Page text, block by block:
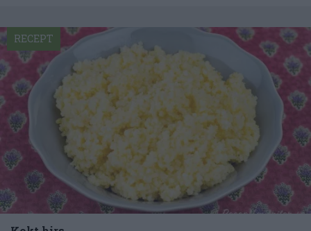
RECEPT